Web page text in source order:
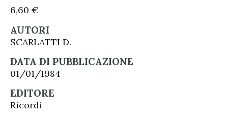
6,60 €
AUTORI
SCARLATTI D.
DATA DI PUBBLICAZIONE
01/01/1984
EDITORE
Ricordi